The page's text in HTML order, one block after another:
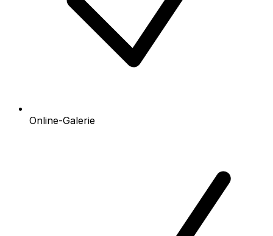
Online-Galerie